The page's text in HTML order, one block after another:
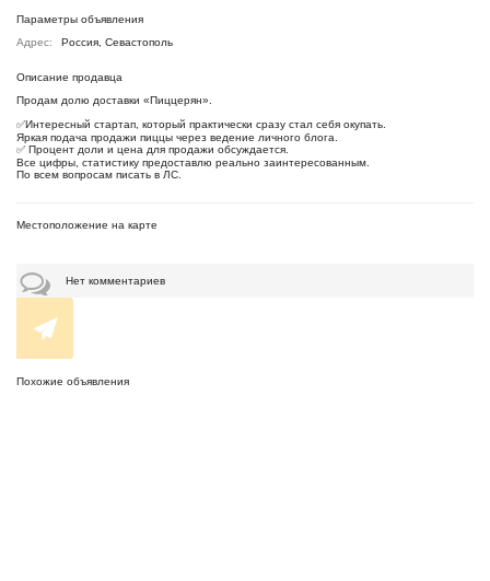
Параметры объявления
Адрес:
Россия, Севастополь
Описание продавца
Продам долю доставки «Пиццерян».
✅Интересный стартап, который практически сразу стал себя окупать.
Яркая подача продажи пиццы через ведение личного блога.
✅ Процент доли и цена для продажи обсуждается.
Все цифры, статистику предоставлю реально заинтересованным.
По всем вопросам писать в ЛС.
Местоположение на карте
Нет комментариев
Похожие объявления